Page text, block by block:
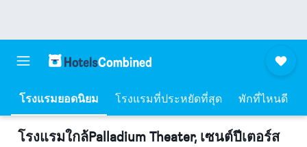
โรงแรมยอดนิยม โรงแรมที่ประหยัดที่สุด พักที่ไหนดี
โรงแรมใกล้Palladium Theater, เซนต์ปีเตอร์ส